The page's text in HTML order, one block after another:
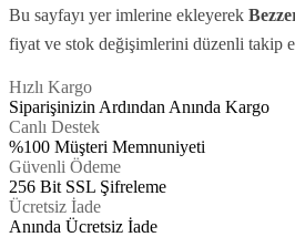
Bu sayfayı yer imlerine ekleyerek
fiyat ve stok değişimlerini düzenli takip
Hızlı Kargo
Siparişinizin Ardından Anında Kargo
Canlı Destek
%100 Müşteri Memnuniyeti
Güvenli Ödeme
256 Bit SSL Şifreleme
Ücretsiz İade
Anında Ücretsiz İade